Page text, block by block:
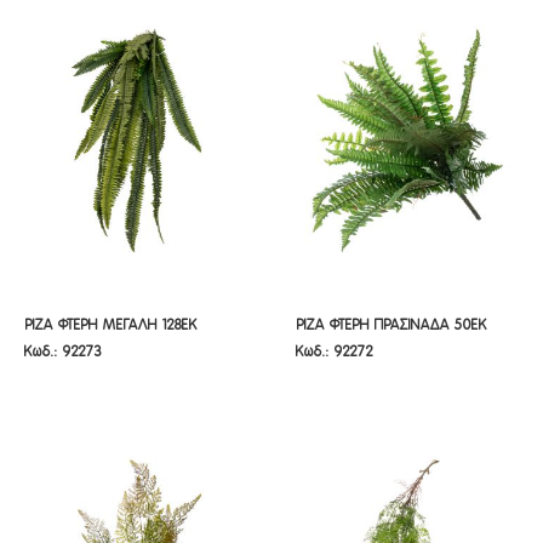
ΡΙΖΑ ΦΤΕΡΗ ΜΕΓΑΛΗ 128ΕΚ
ΡΙΖΑ ΦΤΕΡΗ ΜΕΓΑΛΗ 128ΕΚ
Κωδ.: 92273
ΡΙΖΑ ΦΤΕΡΗ ΠΡΑΣΙΝΑΔΑ 50ΕΚ
ΡΙΖΑ ΦΤΕΡΗ ΠΡΑΣΙΝΑΔΑ 50ΕΚ
Κωδ.: 92272